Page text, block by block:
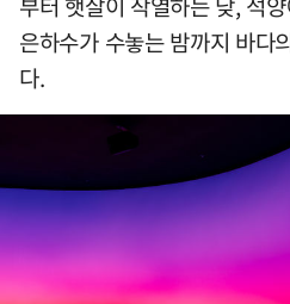
은하수가 수놓는 밤까지 바다
다.